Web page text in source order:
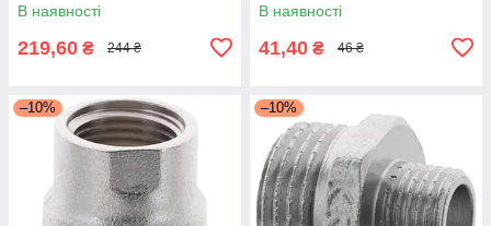
В наявності
219,60 ₴ 244 ₴
В наявності
41,40 ₴ 46 ₴
–10% –10%